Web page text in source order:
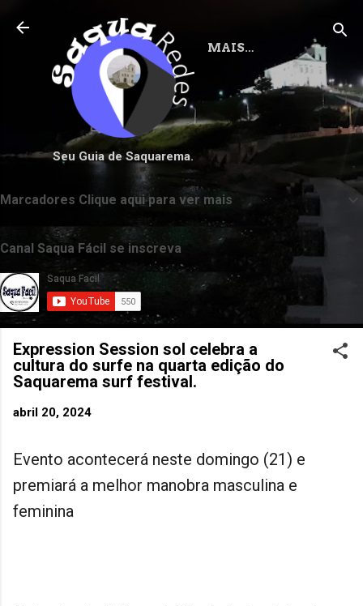
Pular para o conteúdo principal
Seu Guia de Saquarema.
MAIS…
Marcadores Clique aqui para ver mais
Canal Saqua Fácil se inscreva
Expression Session sol celebra a
cultura do surfe na quarta edição do
Saquarema surf festival.
abril 20, 2024
Evento acontecerá neste domingo (21) e
premiará a melhor manobra masculina e
feminina